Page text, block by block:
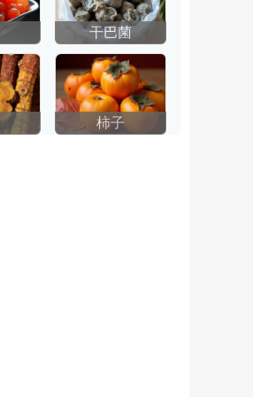
干巴菌
柿子